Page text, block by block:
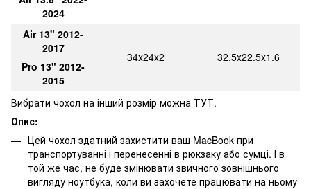
2024
Air 13" 2012-
2017
Pro 13" 2012-
2015
34х24х2 32.5x22.5x1.6
Вибрати чохол на інший розмір можна ТУТ.
Опис:
Цей чохол здатний захистити ваш MacBook при
транспортуванні і перенесенні в рюкзаку або сумці. І в
той же час, не буде змінювати звичного зовнішнього
вигляду ноутбука, коли ви захочете працювати на ньому